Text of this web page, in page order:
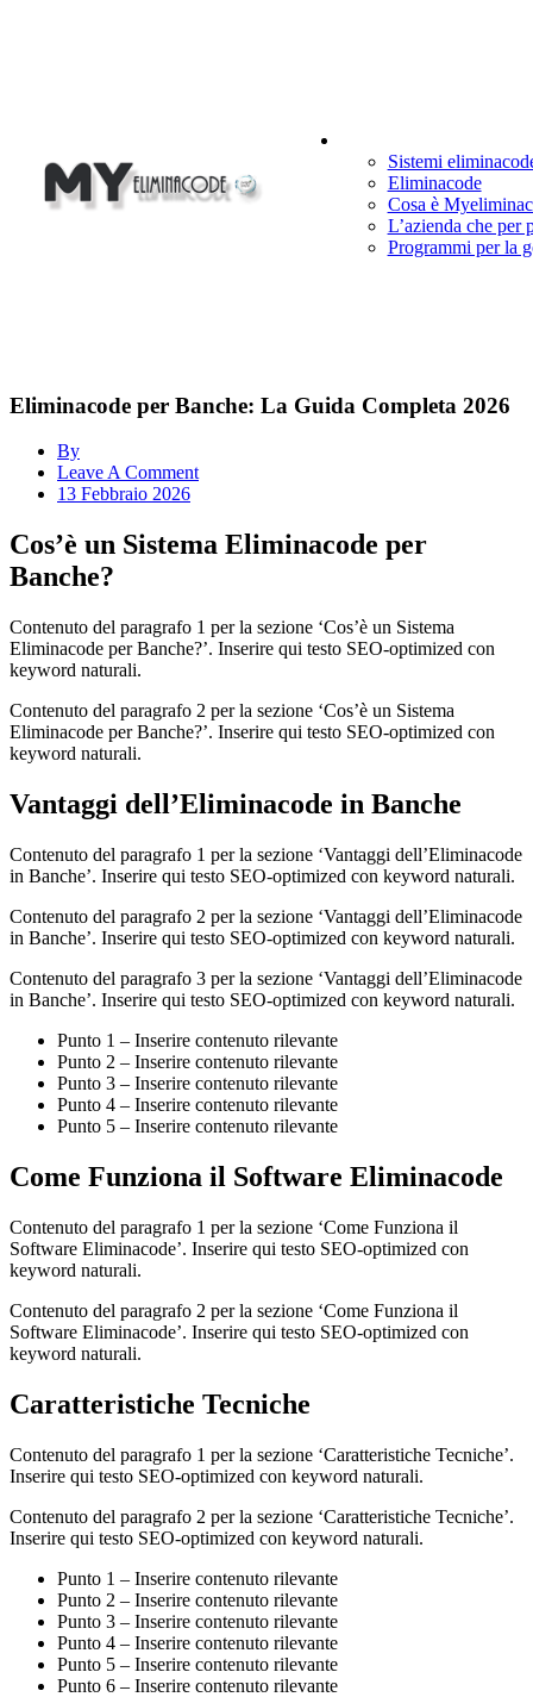
Sistemi
Eliminacode
Cosa è
L’azienda che
Programmi per la
Eliminacode per Banche: La Guida Completa 2026
By
Leave A Comment
13 Febbraio 2026
Cos’è un Sistema Eliminacode per
Banche?
Contenuto del paragrafo 1 per la sezione ‘Cos’è un Sistema
Eliminacode per Banche?’. Inserire qui testo SEO-optimized con
keyword naturali.
Contenuto del paragrafo 2 per la sezione ‘Cos’è un Sistema
Eliminacode per Banche?’. Inserire qui testo SEO-optimized con
keyword naturali.
Vantaggi dell’Eliminacode in Banche
Contenuto del paragrafo 1 per la sezione ‘Vantaggi dell’Eliminacode
in Banche’. Inserire qui testo SEO-optimized con keyword naturali.
Contenuto del paragrafo 2 per la sezione ‘Vantaggi dell’Eliminacode
in Banche’. Inserire qui testo SEO-optimized con keyword naturali.
Contenuto del paragrafo 3 per la sezione ‘Vantaggi dell’Eliminacode
in Banche’. Inserire qui testo SEO-optimized con keyword naturali.
Punto 1 – Inserire contenuto rilevante
Punto 2 – Inserire contenuto rilevante
Punto 3 – Inserire contenuto rilevante
Punto 4 – Inserire contenuto rilevante
Punto 5 – Inserire contenuto rilevante
Come Funziona il Software Eliminacode
Contenuto del paragrafo 1 per la sezione ‘Come Funziona il
Software Eliminacode’. Inserire qui testo SEO-optimized con
keyword naturali.
Contenuto del paragrafo 2 per la sezione ‘Come Funziona il
Software Eliminacode’. Inserire qui testo SEO-optimized con
keyword naturali.
Caratteristiche Tecniche
Contenuto del paragrafo 1 per la sezione ‘Caratteristiche Tecniche’.
Inserire qui testo SEO-optimized con keyword naturali.
Contenuto del paragrafo 2 per la sezione ‘Caratteristiche Tecniche’.
Inserire qui testo SEO-optimized con keyword naturali.
Punto 1 – Inserire contenuto rilevante
Punto 2 – Inserire contenuto rilevante
Punto 3 – Inserire contenuto rilevante
Punto 4 – Inserire contenuto rilevante
Punto 5 – Inserire contenuto rilevante
Punto 6 – Inserire contenuto rilevante